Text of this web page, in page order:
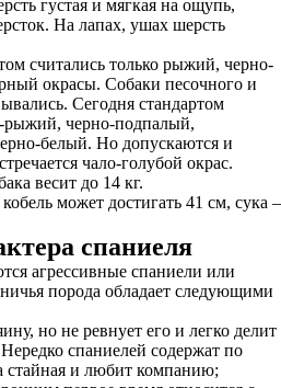
густая и мягкая на ощупь,
На лапах, ушах шерсть
считались только рыжий, черно-
окрасы. Собаки песочного и
Сегодня стандартом
рыжий, черно-подпалый,
белый. Но допускаются и
чало-голубой окрас.
весит до 14 кг.
может достигать 41 см, сука –
спаниеля
агрессивные спаниели или
порода обладает следующими
но не ревнует его и легко делит
спаниелей содержат по
стайная и любит компанию;